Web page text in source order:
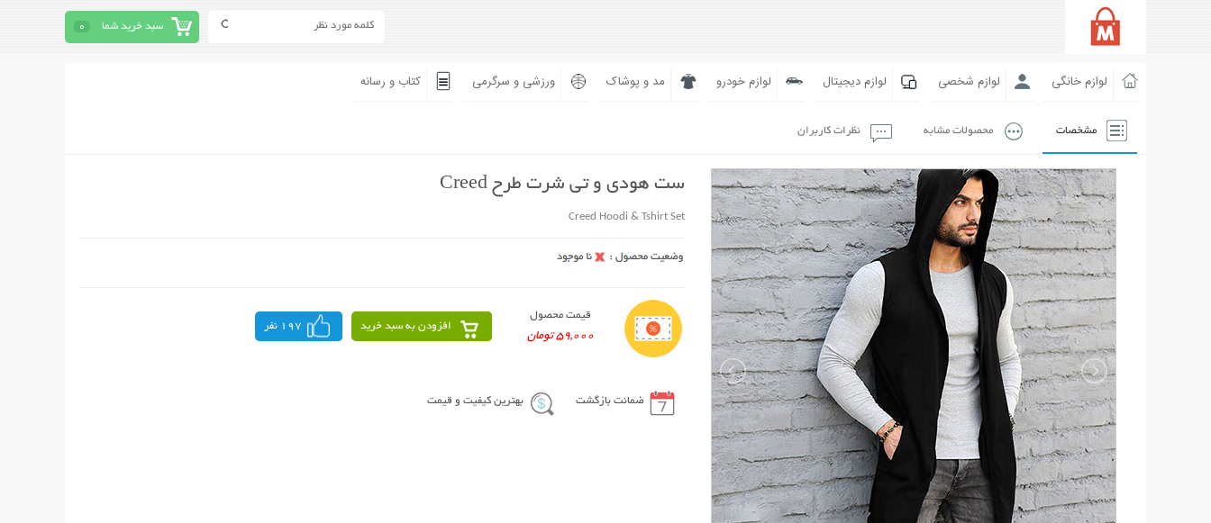
سبد خرید شما 0
لوازم خانگی لوازم شخصی لوازم دیجیتال لوازم خودرو مد و پوشاک ورزشی و سرگرمی کتاب و رسانه
مشخصات محصولات مشابه نظرات کاربران
ست هودی و تی شرت طرح Creed
Creed Hoodi & Tshirt Set
قیمت محصول
59,000 تومان
افزودن به سبد خرید 197 نفر
ضمانت بازگشت بهترین کیفیت و قیمت